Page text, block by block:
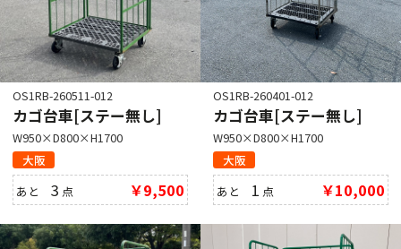
OS1RB-260511-012
カゴ台車[ステー無し]
W950×D800×H1700
大阪
あと3 点 ￥9,500
OS1RB-260401-012
カゴ台車[ステー無し]
W950×D800×H1700
大阪
あと 1 点 ￥10,000